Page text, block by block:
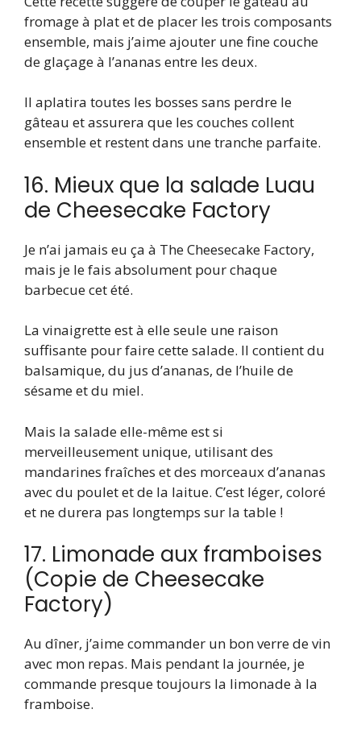
fromage à plat et de placer les trois composants
ensemble, mais j’aime ajouter une fine couche
de glaçage à l’ananas entre les deux.
Il aplatira toutes les bosses sans perdre le
gâteau et assurera que les couches collent
ensemble et restent dans une tranche parfaite.
16. Mieux que la salade Luau
de Cheesecake Factory
Je n’ai jamais eu ça à The Cheesecake Factory,
mais je le fais absolument pour chaque
barbecue cet été.
La vinaigrette est à elle seule une raison
suffisante pour faire cette salade. Il contient du
balsamique, du jus d’ananas, de l’huile de
sésame et du miel.
Mais la salade elle-même est si
merveilleusement unique, utilisant des
mandarines fraîches et des morceaux d’ananas
avec du poulet et de la laitue. C’est léger, coloré
et ne durera pas longtemps sur la table !
17. Limonade aux framboises
(Copie de Cheesecake
Factory)
Au dîner, j’aime commander un bon verre de vin
avec mon repas. Mais pendant la journée, je
commande presque toujours la limonade à la
framboise.